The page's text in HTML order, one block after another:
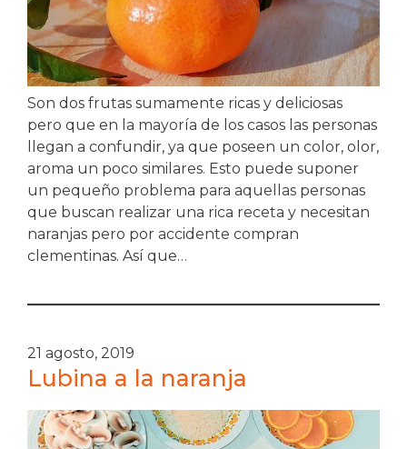
Son dos frutas sumamente ricas y deliciosas
pero que en la mayoría de los casos las personas
llegan a confundir, ya que poseen un color, olor,
aroma un poco similares. Esto puede suponer
un pequeño problema para aquellas personas
que buscan realizar una rica receta y necesitan
naranjas pero por accidente compran
clementinas. Así que…
21 agosto, 2019
Lubina a la naranja